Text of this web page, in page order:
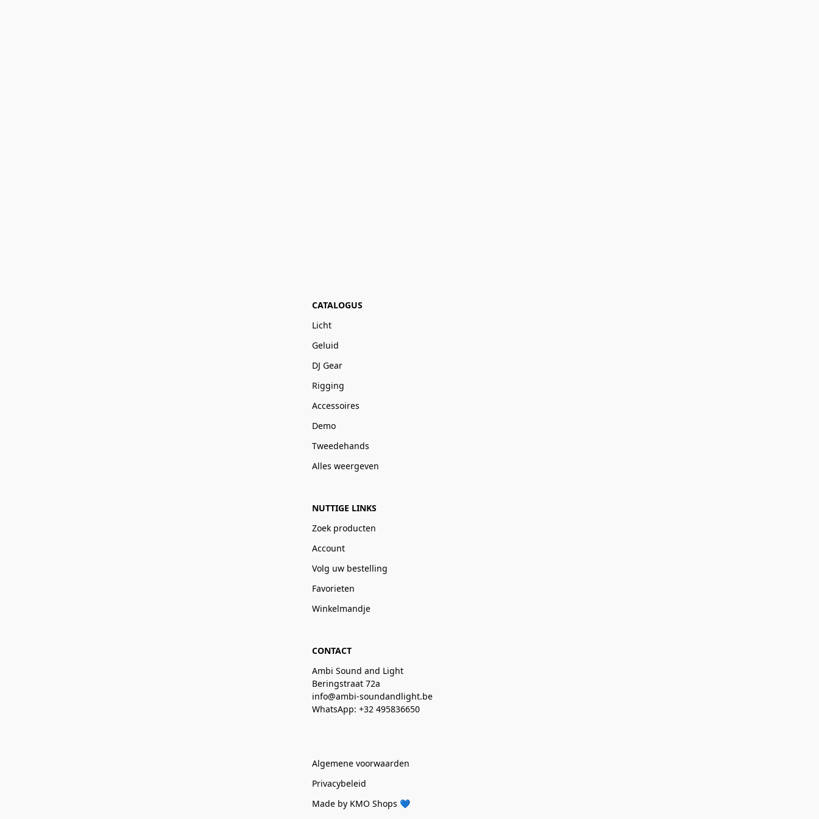
CATALOGUS
Licht
Geluid
DJ Gear
Rigging
Accessoires
Demo
Tweedehands
Alles weergeven
NUTTIGE LINKS
Zoek producten
Account
Volg uw bestelling
Favorieten
Winkelmandje
CONTACT
Ambi Sound and Light
Beringstraat 72a
info@ambi-soundandlight.be
WhatsApp: +32 495836650
Algemene voorwaarden
Privacybeleid
Made by KMO Shops 💙